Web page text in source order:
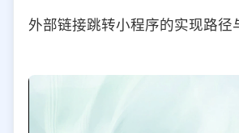
选择允许访问的平台类型
外部链接跳转小程序的实现路径